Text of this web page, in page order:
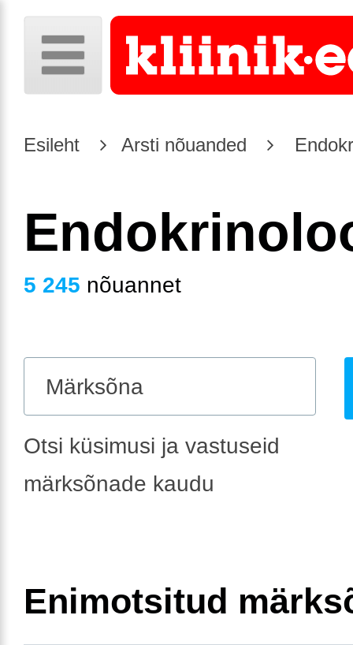
Esileht Arsti nõuanded
5 245 nõuannet
Otsi küsimusi ja vastuseid
märksõnade kaudu
Enimotsitud